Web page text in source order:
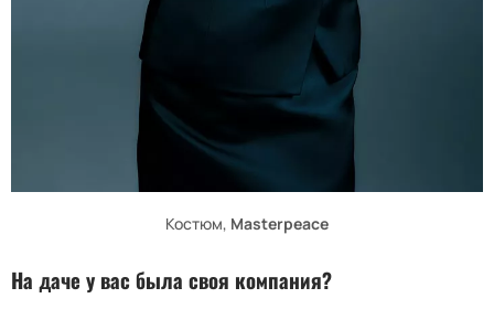
Костюм, Masterpeace
На даче у вас была своя компания?